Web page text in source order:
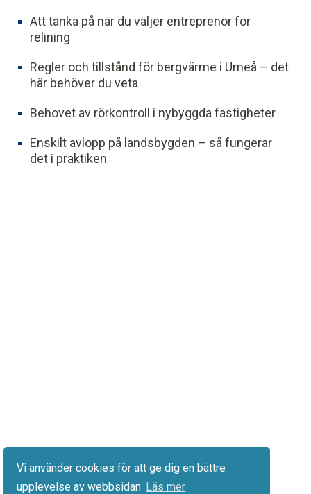
Vi använder cookies för att ge dig en bättre
upplevelse av webbsidan Läs mer
Att tänka på när du väljer entreprenör för
relining
Regler och tillstånd för bergvärme i Umeå – det
här behöver du veta
Behovet av rörkontroll i nybyggda fastigheter
Enskilt avlopp på landsbygden – så fungerar
det i praktiken